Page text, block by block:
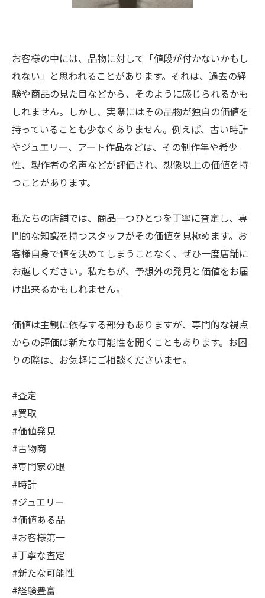
お客様の中には、品物に対して「値段が付かないかもし
れない」と思われることがあります。それは、過去の経
験や商品の見た目などから、そのように感じられるかも
しれません。しかし、実際にはその品物が独自の価値を
持っていることも少なくありません。例えば、古い時計
やジュエリー、アート作品などは、その制作年や希少
性、製作者の名声などが評価され、想像以上の価値を持
つことがあります。
私たちの店舗では、商品一つひとつを丁寧に査定し、専
門的な知識を持つスタッフがその価値を見極めます。お
客様自身で値を決めてしまうことなく、ぜひ一度店舗に
お越しください。私たちが、予想外の発見と価値をお届
け出来るかもしれません。
価値は主観に依存する部分もありますが、専門的な視点
からの評価は新たな可能性を開くこともあります。お困
りの際は、お気軽にご相談くださいませ。
#査定
#買取
#価値発見
#古物商
#専門家の眼
#時計
#ジュエリー
#価値ある品
#お客様第一
#丁寧な査定
#新たな可能性
#経験豊富